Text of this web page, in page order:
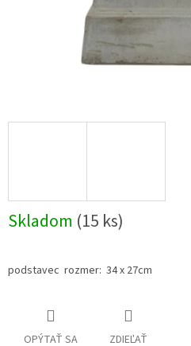
Skladom (15 ks)
podstavec rozmer: 34 x 27cm
OPÝTAŤ SA ZDIEĽAŤ